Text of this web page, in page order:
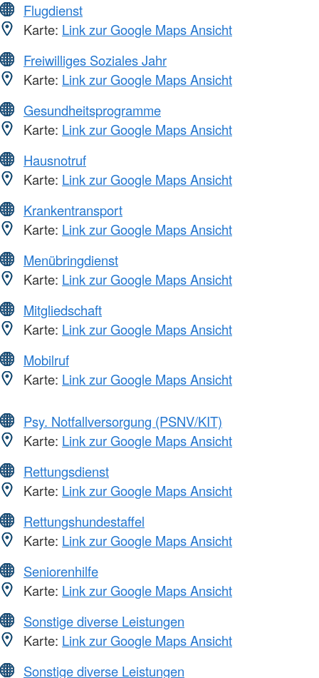
Flugdienst
Karte: Link zur Google Maps Ansicht
Freiwilliges Soziales Jahr
Karte: Link zur Google Maps Ansicht
Gesundheitsprogramme
Karte: Link zur Google Maps Ansicht
Hausnotruf
Karte: Link zur Google Maps Ansicht
Krankentransport
Karte: Link zur Google Maps Ansicht
Menübringdienst
Karte: Link zur Google Maps Ansicht
Mitgliedschaft
Karte: Link zur Google Maps Ansicht
Mobilruf
Karte: Link zur Google Maps Ansicht
Psy. Notfallversorgung (PSNV/KIT)
Karte: Link zur Google Maps Ansicht
Rettungsdienst
Karte: Link zur Google Maps Ansicht
Rettungshundestaffel
Karte: Link zur Google Maps Ansicht
Seniorenhilfe
Karte: Link zur Google Maps Ansicht
Sonstige diverse Leistungen
Karte: Link zur Google Maps Ansicht
Sonstige diverse Leistungen